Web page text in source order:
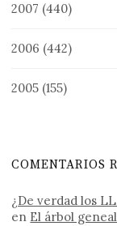
2007 (440)
2006 (442)
2005 (155)
COMENTARIOS
¿De verdad los
en El árbol